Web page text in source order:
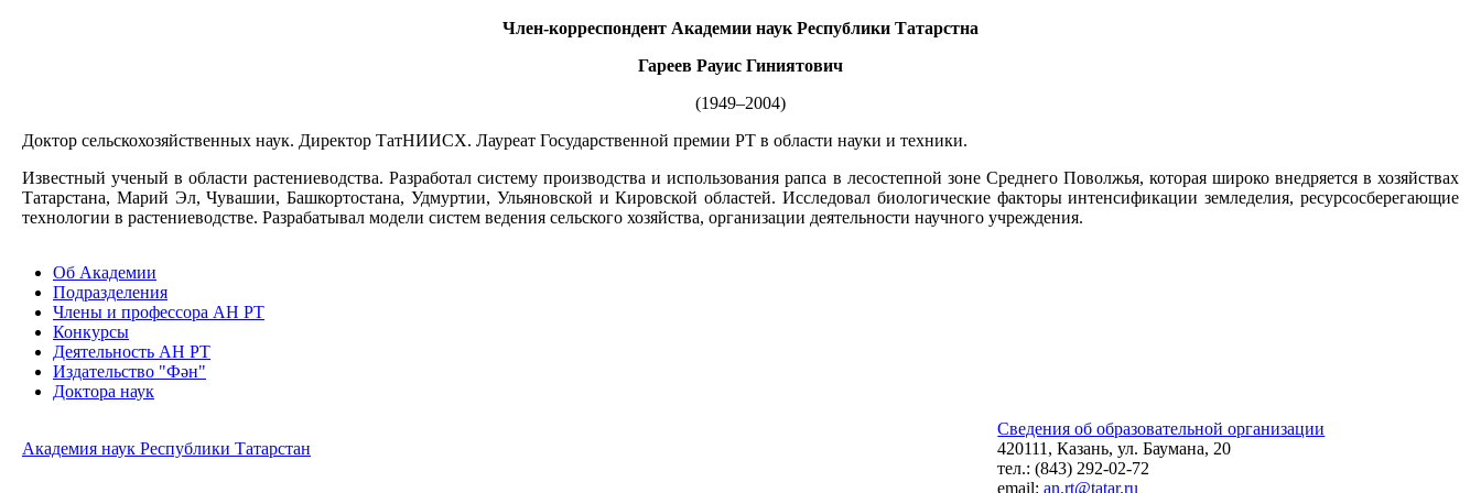
Член-корреспондент Академии наук Республики Татарстна
Гареев Рауис Гиниятович
(1949–2004)
Доктор сельскохозяйственных наук. Директор ТатНИИСХ. Лауреат Государственной премии РТ в области науки и техники.
Известный ученый в области растениеводства. Разработал систему производства и использования рапса в лесостепной зоне Среднего Поволжья, которая широко внедряется в хозяйствах
Татарстана, Марий Эл, Чувашии, Башкортостана, Удмуртии, Ульяновской и Кировской областей. Исследовал биологические факторы интенсификации земледелия, ресурсосберегающие
технологии в растениеводстве. Разрабатывал модели систем ведения сельского хозяйства, организации деятельности научного учреждения.
Об Академии
Подразделения
Члены и профессора АН РТ
Конкурсы
Деятельность АН РТ
Издательство "Фән"
Доктора наук
Академия наук Республики Татарстан
Сведения об образовательной организации
420111, Казань, ул. Баумана, 20
тел.: (843) 292-02-72
email:an.rt@tatar.ru